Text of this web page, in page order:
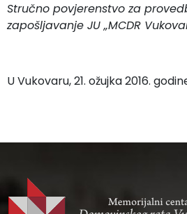
Stručno povjerenstvo za
zapošljavanje JU „MCDR
U Vukovaru, 21. ožujka 2016.